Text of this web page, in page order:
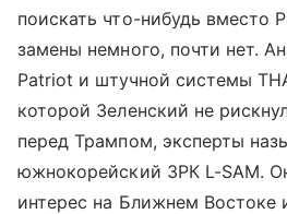
поискать что-нибудь вместо
замены немного, почти нет.
Patriot и штучной системы
которой Зеленский не
перед Трампом, эксперты
южнокорейский ЗРК L-SAM.
интерес на Ближнем Востоке